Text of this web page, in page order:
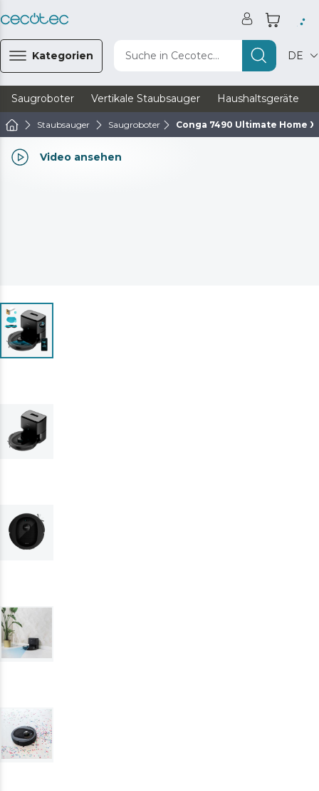
Kategorien Suche in Cecotec... DE
Saugroboter Vertikale Staubsauger Haushaltsgeräte
Staubsauger Saugroboter Conga 7490 Ultimate Home
Video ansehen